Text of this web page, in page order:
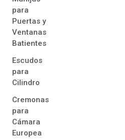
para
Puertas y
Ventanas
Batientes
Escudos
para
Cilindro
Cremonas
para
Cámara
Europea